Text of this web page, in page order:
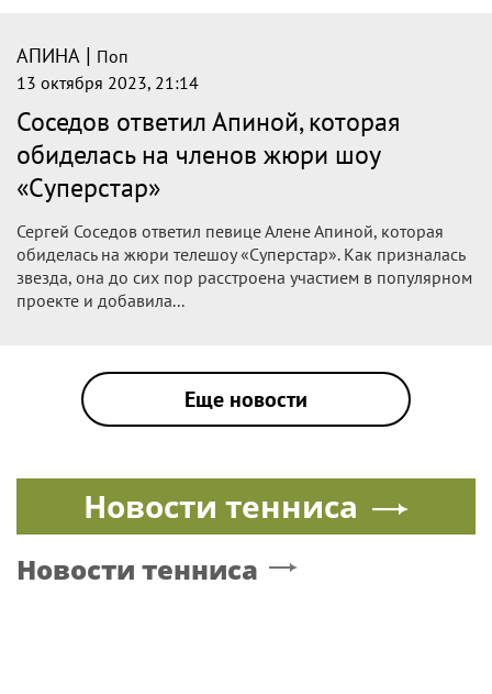
АПИНА | Поп
13 октября 2023, 21:14
Соседов ответил Апиной, которая
обиделась на членов жюри шоу
«Суперстар»
Сергей Соседов ответил певице Алене Апиной, которая
обиделась на жюри телешоу «Суперстар». Как призналась
звезда, она до сих пор расстроена участием в популярном
проекте и добавила...
Еще новости
Новости тенниса
Новости тенниса